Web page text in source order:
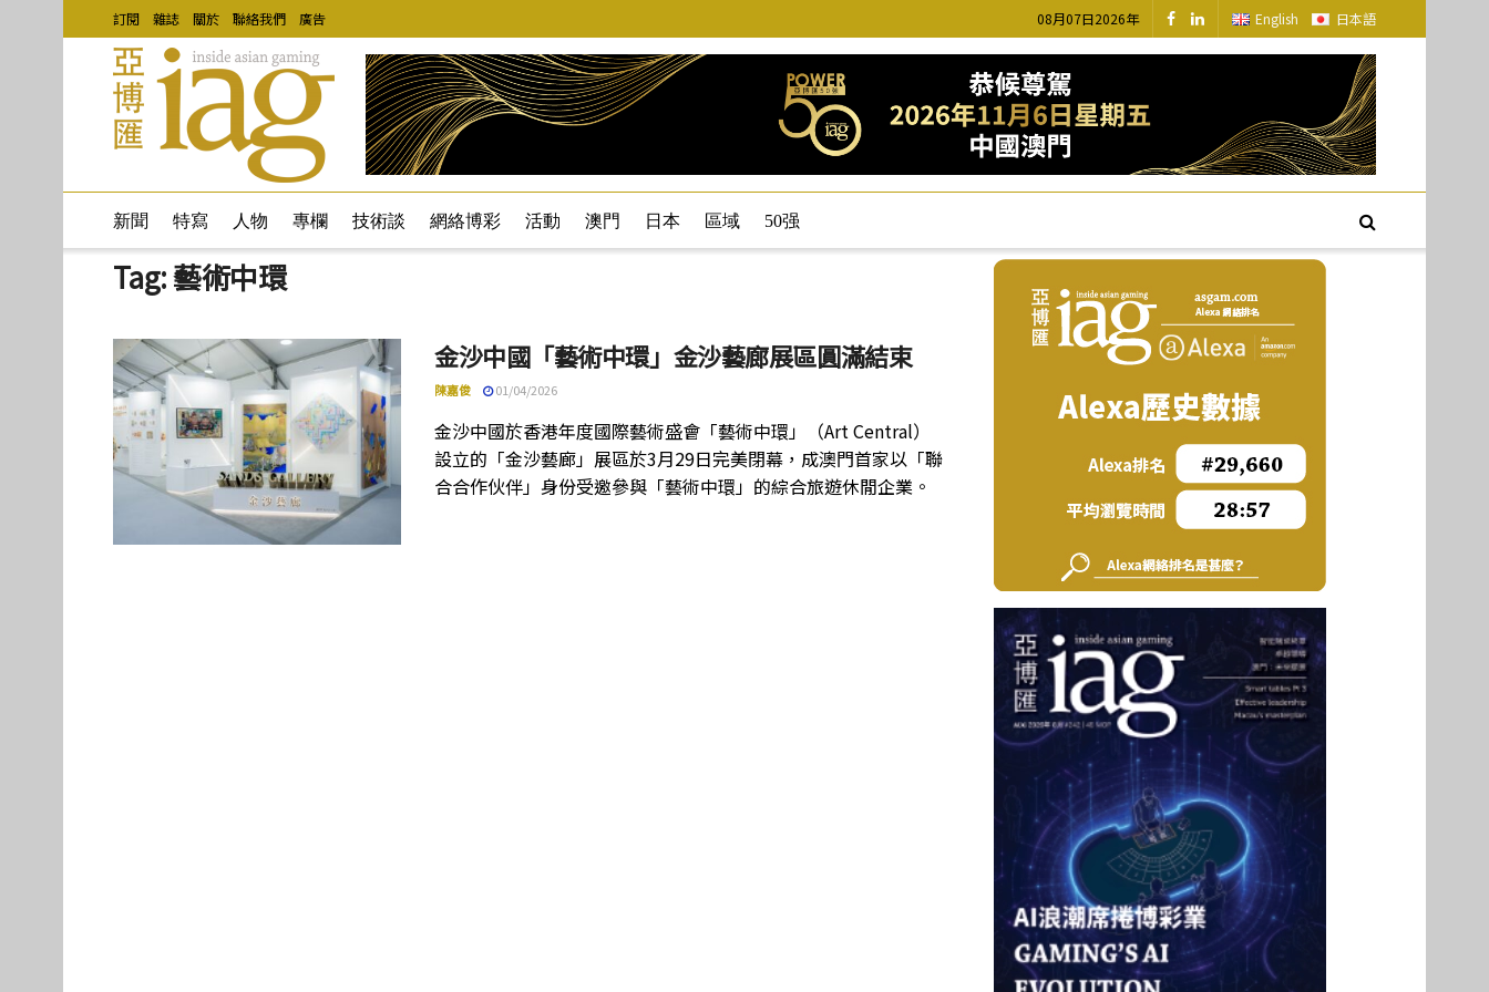
訂閱 雜誌 關於 聯絡我們 廣告 08月07日2026年 English 日本語
新聞 特寫 人物 專欄 技術談 網絡博彩 活動 澳門 日本 區域 50强
Tag:藝術中環
金沙中國「藝術中環」金沙藝廊展區圓滿結束
陳嘉俊 01/04/2026
金沙中國於香港年度國際藝術盛會「藝術中環」（Art Central）
設立的「金沙藝廊」展區於3月29日完美閉幕，成澳門首家以「聯
合合作伙伴」身份受邀參與「藝術中環」的綜合旅遊休閒企業。